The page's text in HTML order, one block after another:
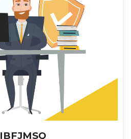
IBFJMSQ